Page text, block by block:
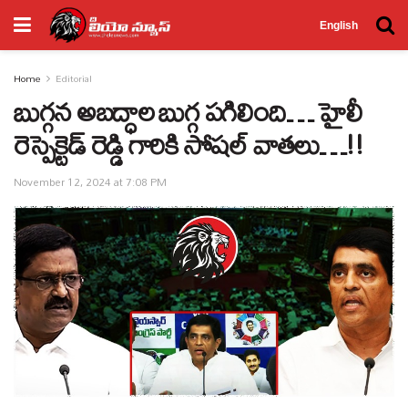
English
Home Editorial
బుగ్గన అబద్ధాల బుగ్గ పగిలింది… హైలీ
రెస్పెక్టెడ్‌ రెడ్డి గారికి సోషల్‌ వాతలు…!!
November 12, 2024 at 7:08 PM